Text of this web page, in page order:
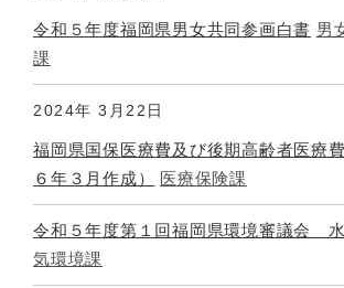
令和５年度福岡県男女共同参画白書 男
課
2024年 3月22日
福岡県国保医療費及び後期高齢者医療
６年３月作成）
医療保険課
令和５年度第１回福岡県環境審議会
気環境課